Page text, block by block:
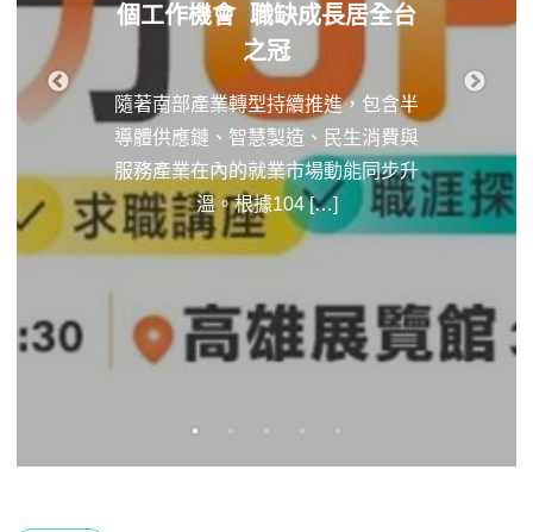
個工作機會 職缺成長居全台
之冠
隨著南部產業轉型持續推進，包含半
導體供應鏈、智慧製造、民生消費與
服務產業在內的就業市場動能同步升
溫。根據104 […]